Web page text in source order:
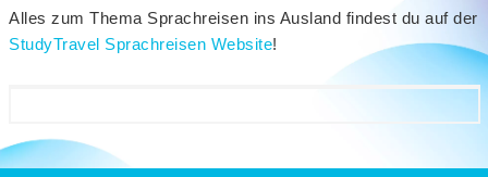
Alles zum Thema Sprachreisen ins Ausland findest du auf der
StudyTravel Sprachreisen Website!